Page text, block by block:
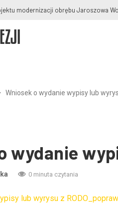
modernizacji obrębu Jaroszowa
Wniosek o wydanie wypisy lub
wydanie
0 minuta czytania
lub wyrysu z